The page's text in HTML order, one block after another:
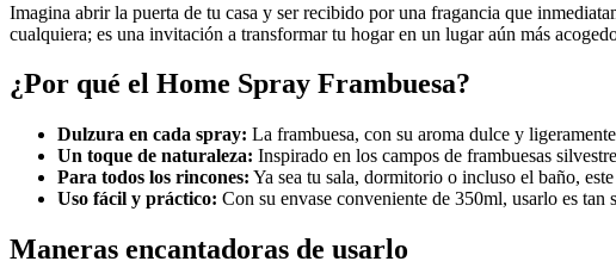
Imagina abrir la puerta de tu casa y ser recibido por una fragancia que
cualquiera; es una invitación a transformar tu hogar en un lugar aún más
¿Por qué el Home Spray Frambuesa?
Dulzura en cada spray: La frambuesa, con su aroma dulce y
Un toque de naturaleza: Inspirado en los campos de frambuesas
Para todos los rincones: Ya sea tu sala, dormitorio o incluso el baño,
Uso fácil y práctico: Con su envase conveniente de 350ml, usarlo es
Maneras encantadoras de usarlo